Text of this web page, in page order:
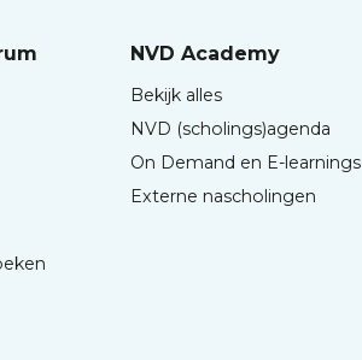
NVD Academy
Bekijk alles
NVD (scholings)agenda
On Demand en E-learnings
Externe nascholingen